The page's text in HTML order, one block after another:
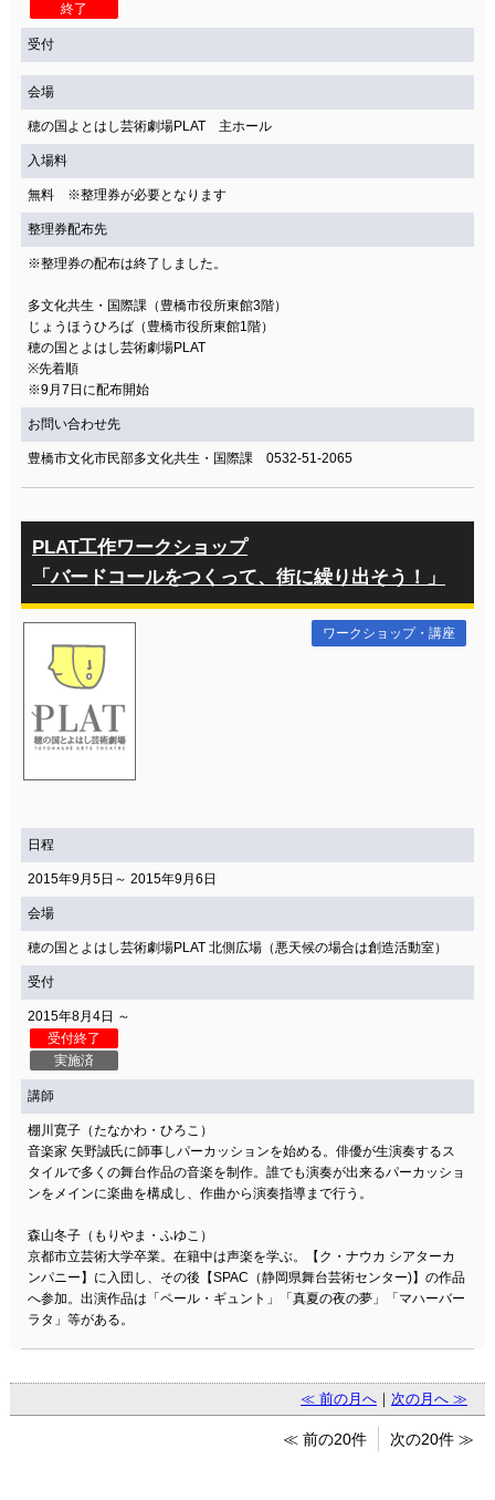
終了
受付
会場
穂の国よとはし芸術劇場PLAT 主ホール
入場料
無料 ※整理券が必要となります
整理券配布先
※整理券の配布は終了しました。
多文化共生・国際課（豊橋市役所東館3階）
じょうほうひろば（豊橋市役所東館1階）
穂の国とよはし芸術劇場PLAT
※先着順
※9月7日に配布開始
お問い合わせ先
豊橋市文化市民部多文化共生・国際課 0532-51-2065
PLAT工作ワークショップ
「バードコールをつくって、街に繰り出そう！」
ワークショップ・講座
日程
2015年9月5日～ 2015年9月6日
会場
穂の国とよはし芸術劇場PLAT 北側広場（悪天候の場合は創造活動室）
受付
2015年8月4日 ～
受付終了
実施済
講師
棚川寛子（たなかわ・ひろこ）
音楽家 矢野誠氏に師事しパーカッションを始める。俳優が生演奏するス
タイルで多くの舞台作品の音楽を制作。誰でも演奏が出来るパーカッショ
ンをメインに楽曲を構成し、作曲から演奏指導まで行う。
森山冬子（もりやま・ふゆこ）
京都市立芸術大学卒業。在籍中は声楽を学ぶ。【ク・ナウカ シアターカ
ンパニー】に入団し、その後【SPAC（静岡県舞台芸術センター)】の作品
へ参加。出演作品は「ペール・ギュント」「真夏の夜の夢」「マハーバー
ラタ」等がある。
≪ 前の月へ ｜次の月へ ≫
≪ 前の20件 次の20件 ≫